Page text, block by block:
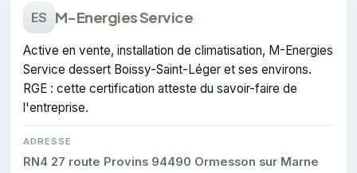
ES M-Energies Service
Active en vente, installation de climatisation, M-Energies
Service dessert Boissy-Saint-Léger et ses environs.
RGE : cette certification atteste du savoir-faire de
l'entreprise.
ADRESSE
RN4 27 route Provins 94490 Ormesson sur Marne